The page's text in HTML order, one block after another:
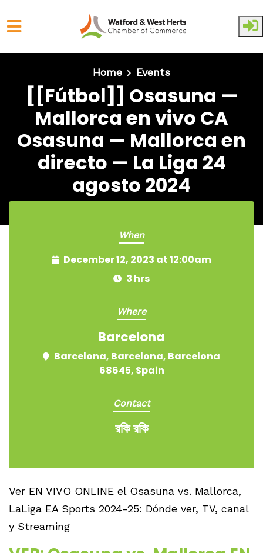
Home
Events
[[Fútbol]] Osasuna —
Mallorca en vivo CA
Osasuna — Mallorca en
directo — La Liga 24
agosto 2024
When
December 12, 2023 at 12:00am
3 hrs
Where
Barcelona
Barcelona, Barcelona, Barcelona
68645, Spain
Contact
রকি রকি
Ver EN VIVO ONLINE el Osasuna vs. Mallorca,
LaLiga EA Sports 2024-25: Dónde ver, TV, canal
y Streaming